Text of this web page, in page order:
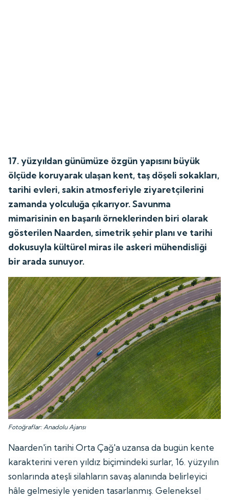
17. yüzyıldan günümüze özgün yapısını büyük
ölçüde koruyarak ulaşan kent, taş döşeli sokakları,
tarihi evleri, sakin atmosferiyle ziyaretçilerini
zamanda yolculuğa çıkarıyor. Savunma
mimarisinin en başarılı örneklerinden biri olarak
gösterilen Naarden, simetrik şehir planı ve tarihi
dokusuyla kültürel miras ile askeri mühendisliği
bir arada sunuyor.
Fotoğraflar: Anadolu Ajansı
Naarden'in tarihi Orta Çağ'a uzansa da bugün kente
karakterini veren yıldız biçimindeki surlar, 16. yüzyılın
sonlarında ateşli silahların savaş alanında belirleyici
hâle gelmesiyle yeniden tasarlanmış. Geleneksel